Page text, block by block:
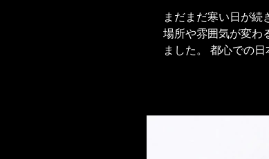
まだまだ寒い日が続きますね。 体が温まる日本酒、ぬる燗で
場所や雰囲気が変わ
ました。 都心での